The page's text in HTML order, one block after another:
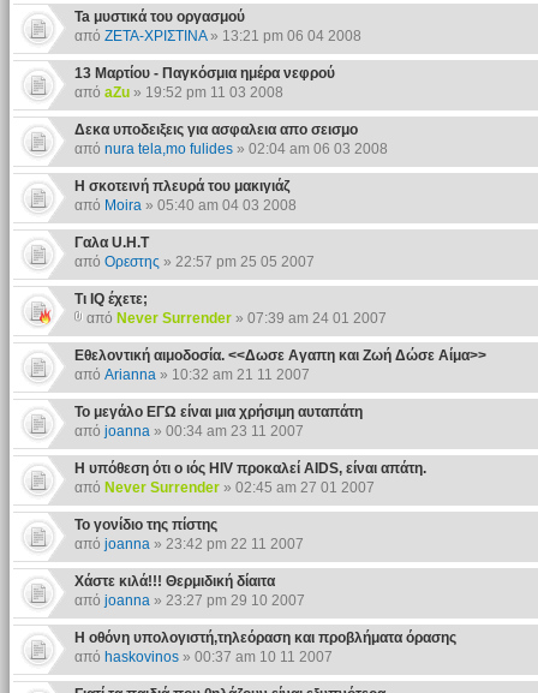
Ta μυστικά του οργασμού
από ΖΕΤΑ-ΧΡΙΣΤΙΝΑ» 13:21 pm 06 04 2008
13 Μαρτίου - Παγκόσμια ημέρα νεφρού
από aZu» 19:52 pm 11 03 2008
Δεκα υποδειξεις για ασφαλεια απο σεισμο
από nura tela,mo fulides» 02:04 am 06 03 2008
Η σκοτεινή πλευρά του μακιγιάζ
από Moira» 05:40 am 04 03 2008
Γαλα U.H.T
από Ορεστης » 22:57 pm 25 05 2007
Τι ΙQ έχετε;
από Never Surrender» 07:39 am 24 01 2007
Εθελοντική αιμοδοσία. <<Δωσε Αγαπη και Ζωή Δώσε Αίμα>>
από Arianna» 10:32 am 21 11 2007
Το μεγάλο ΕΓΩ είναι μια χρήσιμη αυταπάτη
από joanna» 00:34 am 23 11 2007
Η υπόθεση ότι ο ιός HIV προκαλεί AIDS, είναι απάτη.
από Never Surrender» 02:45 am 27 01 2007
Το γονίδιο της πίστης
από joanna» 23:42 pm 22 11 2007
Χάστε κιλά!!! Θερμιδική δίαιτα
από joanna» 23:27 pm 29 10 2007
Η οθόνη υπολογιστή,τηλεόραση και προβλήματα όρασης
από haskovinos» 00:37 am 10 11 2007